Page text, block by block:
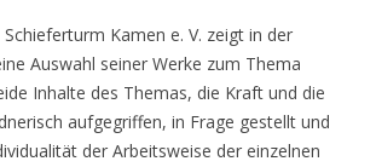
Kamen e. V. zeigt in der
Auswahl seiner Werke zum Thema
Inhalte des Themas, die Kraft und die
aufgegriffen, in Frage gestellt und
der Arbeitsweise der einzelnen